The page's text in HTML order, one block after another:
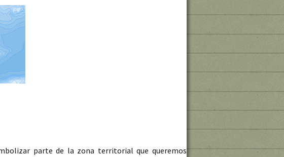
parte de la zona territorial que queremos